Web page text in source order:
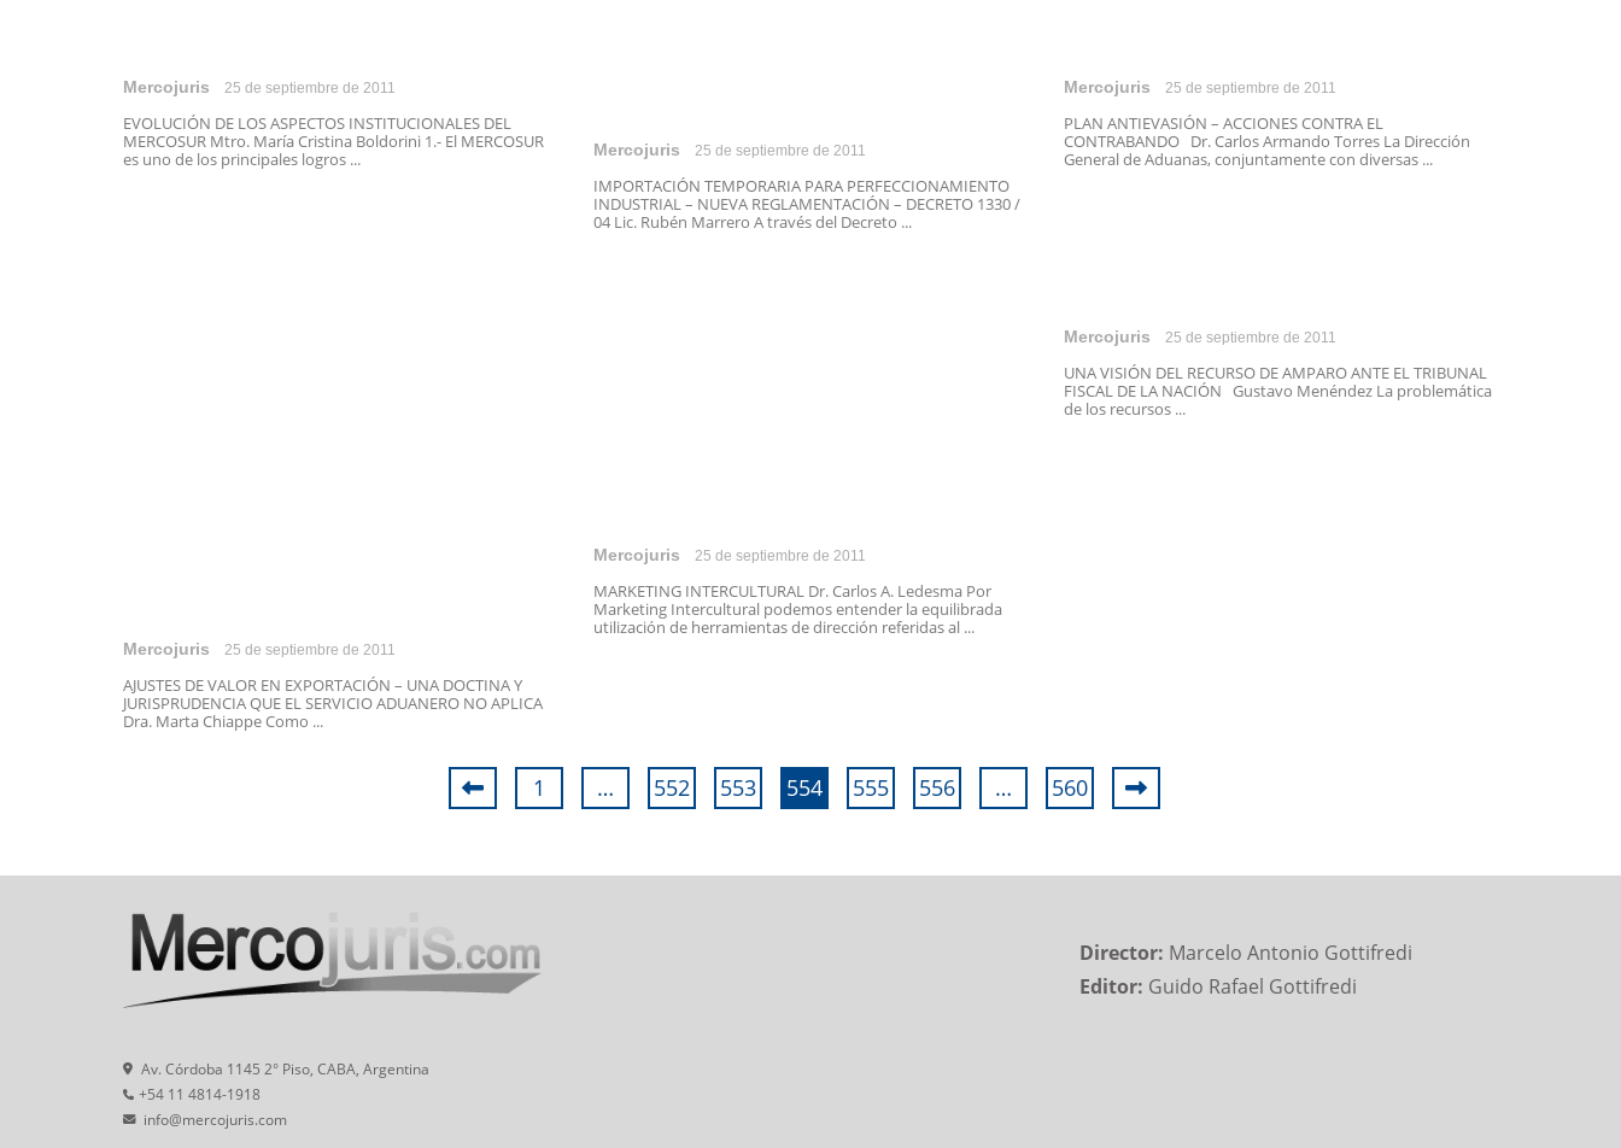
Mercojuris 25 de septiembre de 2011
EVOLUCIÓN DE LOS ASPECTOS INSTITUCIONALES DEL
MERCOSUR Mtro. María Cristina Boldorini 1.- El MERCOSUR
es uno de los principales logros ...
Mercojuris 25 de septiembre de 2011
IMPORTACIÓN TEMPORARIA PARA PERFECCIONAMIENTO
INDUSTRIAL – NUEVA REGLAMENTACIÓN – DECRETO 1330 /
04 Lic. Rubén Marrero A través del Decreto ...
Mercojuris 25 de septiembre de 2011
PLAN ANTIEVASIÓN – ACCIONES CONTRA EL
CONTRABANDO Dr. Carlos Armando Torres La Dirección
General de Aduanas, conjuntamente con diversas ...
Mercojuris 25 de septiembre de 2011
UNA VISIÓN DEL RECURSO DE AMPARO ANTE EL TRIBUNAL
FISCAL DE LA NACIÓN Gustavo Menéndez La problemática
de los recursos ...
Mercojuris 25 de septiembre de 2011
AJUSTES DE VALOR EN EXPORTACIÓN – UNA DOCTINA Y
JURISPRUDENCIA QUE EL SERVICIO ADUANERO NO APLICA
Dra. Marta Chiappe Como ...
Mercojuris 25 de septiembre de 2011
MARKETING INTERCULTURAL Dr. Carlos A. Ledesma Por
Marketing Intercultural podemos entender la equilibrada
utilización de herramientas de dirección referidas al ...
1 … 552 553 554 555 556 … 560
Av. Córdoba 1145 2° Piso, CABA, Argentina
+54 11 4814-1918
info@mercojuris.com
Director: Marcelo Antonio Gottifredi
Editor: Guido Rafael Gottifredi